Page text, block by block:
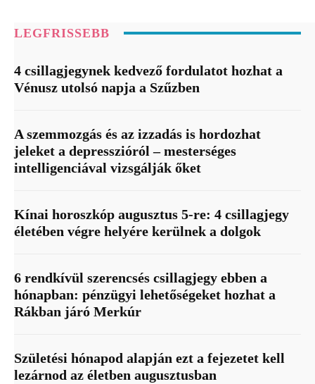
LEGFRISSEBB
4 csillagjegynek kedvező fordulatot hozhat a
Vénusz utolsó napja a Szűzben
A szemmozgás és az izzadás is hordozhat
jeleket a depresszióról – mesterséges
intelligenciával vizsgálják őket
Kínai horoszkóp augusztus 5-re: 4 csillagjegy
életében végre helyére kerülnek a dolgok
6 rendkívül szerencsés csillagjegy ebben a
hónapban: pénzügyi lehetőségeket hozhat a
Rákban járó Merkúr
Születési hónapod alapján ezt a fejezetet kell
lezárnod az életben augusztusban